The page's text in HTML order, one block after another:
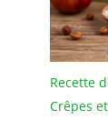
Recette
Crêpes